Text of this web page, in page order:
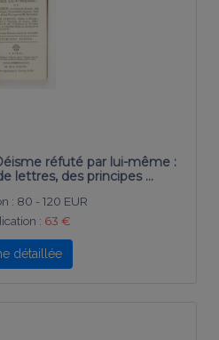
réfuté par lui-même :
lettres, des principes …
: 80 - 120 EUR
: 63 €
détaillée